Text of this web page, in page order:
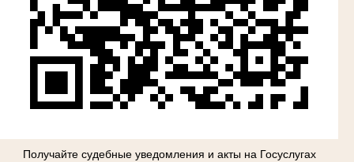
Получайте судебные уведомления и акты на Госуслугах